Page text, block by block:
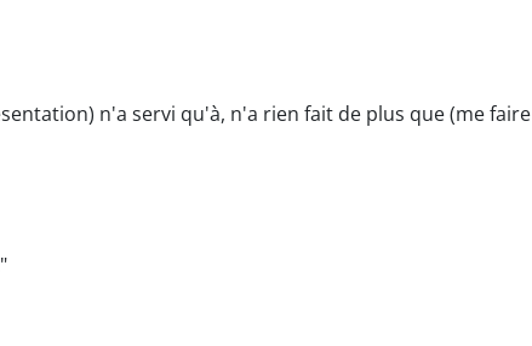
n'a servi qu'à, n'a rien fait de plus que (me faire
"